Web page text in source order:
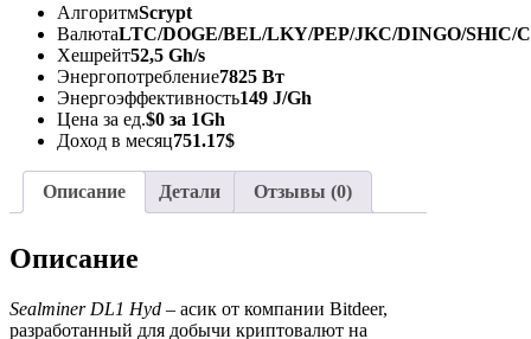
АлгоритмScrypt
ВалютаLTC/DOGE/BEL/LKY/PEP/JKC/DINGO/SHIC/
Хешрейт52,5 Gh/s
Энергопотребление7825 Вт
Энергоэффективность149 J/Gh
Цена за ед.$0 за 1Gh
Доход в месяц751.17$
Описание Детали Отзывы (0)
Описание
Sealminer DL1 Hyd – асик от компании Bitdeer,
разработанный для добычи криптовалют на